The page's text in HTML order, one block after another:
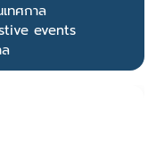
ทศกาล
events